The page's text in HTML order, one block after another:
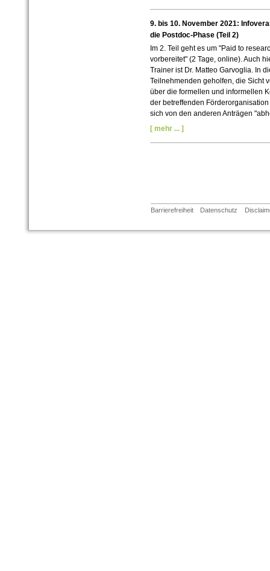
9. bis 10. November 2021:
die Postdoc-Phase (Teil 2)
Im 2. Teil geht es um "Paid to
vorbereitet" (2 Tage, online). Auch
Trainer ist Dr. Matteo Garvoglia. In
Teilnehmenden geholfen, die Sicht
über die formellen und informellen
der betreffenden
sich von den anderen Anträgen
[ mehr ... ]
Barrierefreiheit Datenschutz